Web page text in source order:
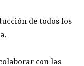
de todos los
con las